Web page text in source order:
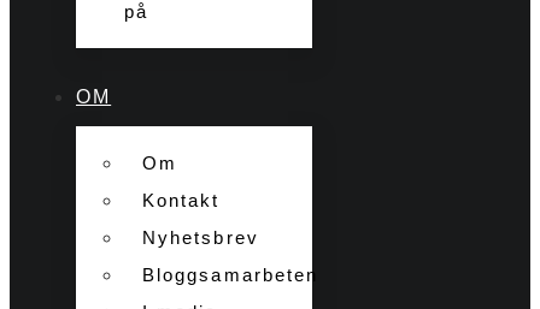
på
OM
Om
Kontakt
Nyhetsbrev
Bloggsamarbeten